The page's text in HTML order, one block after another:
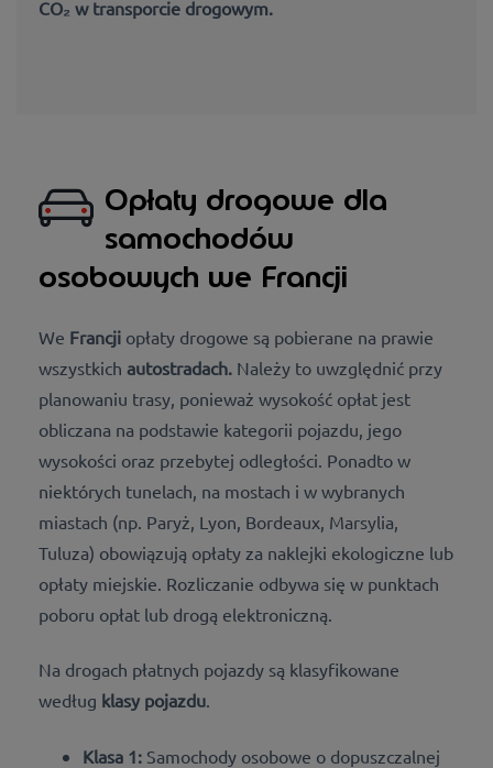
CO₂ w transporcie drogowym.
Opłaty drogowe dla
samochodów
osobowych we Francji
We Francji opłaty drogowe są pobierane na prawie
wszystkich autostradach. Należy to uwzględnić przy
planowaniu trasy, ponieważ wysokość opłat jest
obliczana na podstawie kategorii pojazdu, jego
wysokości oraz przebytej odległości. Ponadto w
niektórych tunelach, na mostach i w wybranych
miastach (np. Paryż, Lyon, Bordeaux, Marsylia,
Tuluza) obowiązują opłaty za naklejki ekologiczne lub
opłaty miejskie. Rozliczanie odbywa się w punktach
poboru opłat lub drogą elektroniczną.
Na drogach płatnych pojazdy są klasyfikowane
według klasy pojazdu.
Klasa 1: Samochody osobowe o dopuszczalnej